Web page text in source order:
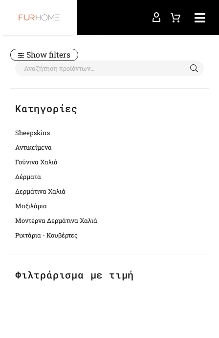
Show filters
Κατηγορίες
Sheepskins
Αντικείμενα
Γούνινα Χαλιά
Δέρματα
Δερμάτινα Χαλιά
Μαξιλάρια
Μοντέρνα Δερμάτινα Χαλιά
Ριχτάρια - Κουβέρτες
Φιλτράρισμα με τιμή